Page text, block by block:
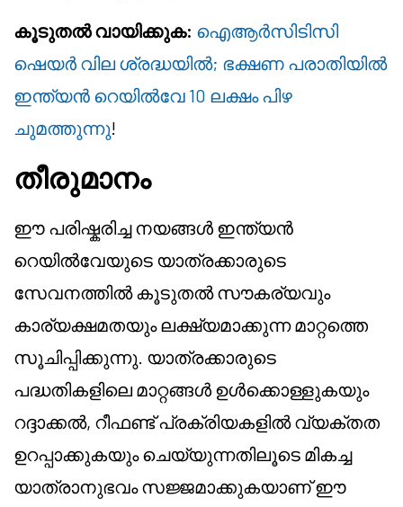
കൂടുതൽ വായിക്കുക: ഐആർസിടിസി
ഷെയർ വില ശ്രദ്ധയിൽ; ഭക്ഷണ പരാതിയിൽ
ഇന്ത്യൻ റെയിൽവേ 10 ലക്ഷം പിഴ
ചുമത്തുന്നു!
തീരുമാനം
ഈ പരിഷ്കരിച്ച നയങ്ങൾ ഇന്ത്യൻ
റെയിൽവേയുടെ യാത്രക്കാരുടെ
സേവനത്തിൽ കൂടുതൽ സൗകര്യവും
കാര്യക്ഷമതയും ലക്ഷ്യമാക്കുന്ന മാറ്റത്തെ
സൂചിപ്പിക്കുന്നു. യാത്രക്കാരുടെ
പദ്ധതികളിലെ മാറ്റങ്ങൾ ഉൾക്കൊള്ളുകയും
റദ്ദാക്കൽ, റീഫണ്ട് പ്രക്രിയകളിൽ വ്യക്തത
ഉറപ്പാക്കുകയും ചെയ്യുന്നതിലൂടെ മികച്ച
യാത്രാനുഭവം സജ്ജമാക്കുകയാണ് ഈ